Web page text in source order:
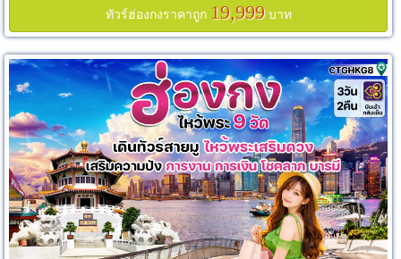
ทัวร์ฮ่องกงราคาถูก 19,999บาท